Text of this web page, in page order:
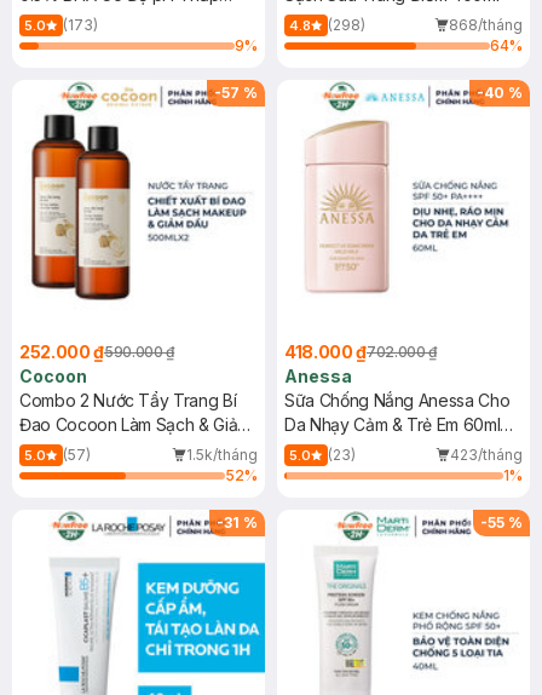
150ml
5.0
(173)
9%
4.8 (298)
868/tháng
64%
-57 %
252.000 ₫590.000 ₫
Cocoon
Combo 2 Nước Tẩy Trang Bí
Đao Cocoon Làm Sạch & Giảm
Dầu 500ml
5.0 (57)
1.5k/tháng
52%
-40 %
418.000 ₫702.000 ₫
Anessa
Sữa Chống Nắng Anessa Cho
Da Nhạy Cảm & Trẻ Em 60ml
(Mới)
5.0 (23)
423/tháng
1%
-31 % -55 %